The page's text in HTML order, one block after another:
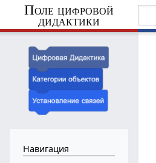
Поле цифровой
дидактики
Навигация